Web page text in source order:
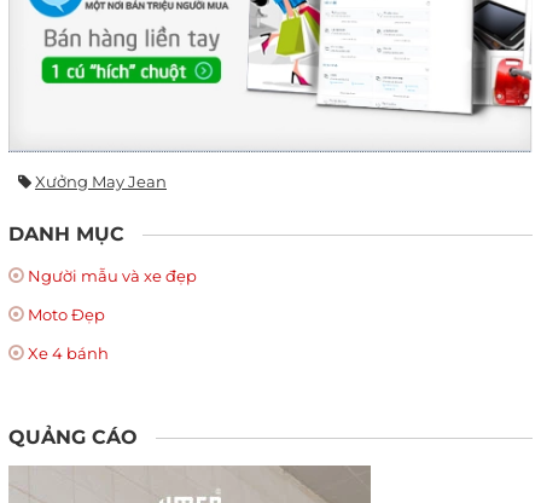
Xưởng May Jean
DANH MỤC
Người mẫu và xe đẹp
Moto Đẹp
Xe 4 bánh
QUẢNG CÁO